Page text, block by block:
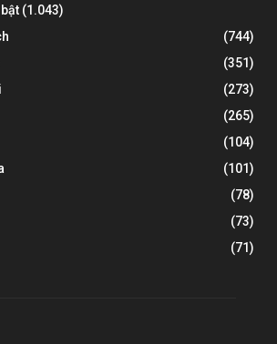
(1.043)
(744)
(351)
(273)
(265)
(104)
(101)
(78)
(73)
(71)